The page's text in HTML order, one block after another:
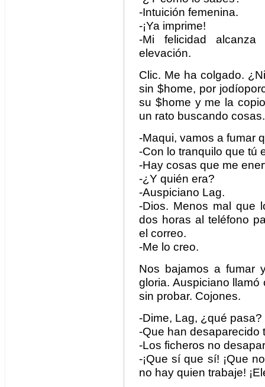
-Intuición femenina.
-¡Ya imprime!
-Mi felicidad
elevación.
Clic. Me ha colgado.
sin $home, por
su $home y me la
un rato buscando cosas.
-Maqui, vamos a fumar
-Con lo tranquilo que tú
-Hay cosas que me
-¿Y quién era?
-Auspiciano Lag.
-Dios. Menos mal que
dos horas al teléfono
el correo.
-Me lo creo.
Nos bajamos a fumar
gloria. Auspiciano
sin probar. Cojones.
-Dime, Lag, ¿qué pasa?
-Que han desaparecido
-Los ficheros no
-¡Que sí que sí! ¡Que
no hay quien trabaje!